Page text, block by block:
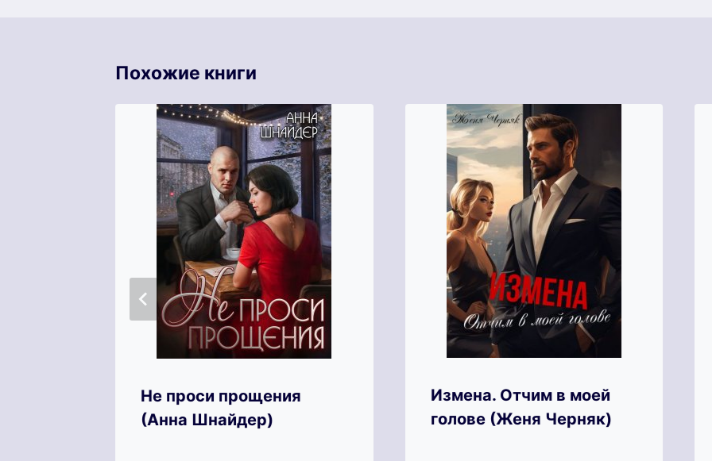
Похожие книги
Не проси прощения
(Анна Шнайдер)
Измена. Отчим в моей
голове (Женя Черняк)